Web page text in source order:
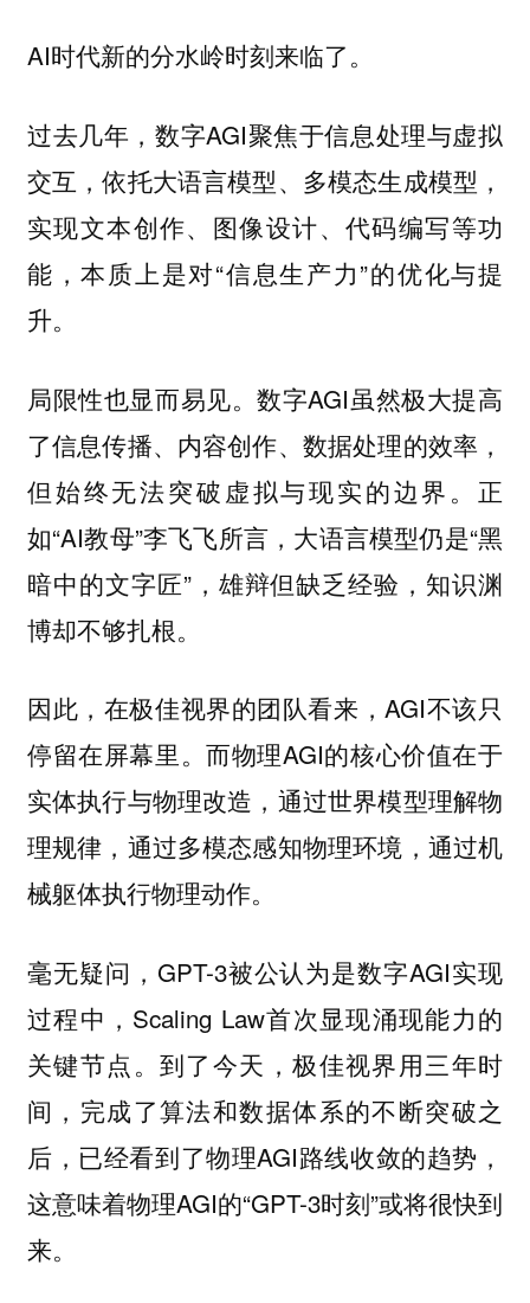
AI时代新的分水岭时刻来临了。
过去几年，数字AGI聚焦于信息处理与虚拟
交互，依托大语言模型、多模态生成模型，
实现文本创作、图像设计、代码编写等功
能，本质上是对“信息生产力”的优化与提
升。
局限性也显而易见。数字AGI虽然极大提高
了信息传播、内容创作、数据处理的效率，
但始终无法突破虚拟与现实的边界。正
如“AI教母”李飞飞所言，大语言模型仍是“黑
暗中的文字匠”，雄辩但缺乏经验，知识渊
博却不够扎根。
因此，在极佳视界的团队看来，AGI不该只
停留在屏幕里。而物理AGI的核心价值在于
实体执行与物理改造，通过世界模型理解物
理规律，通过多模态感知物理环境，通过机
械躯体执行物理动作。
毫无疑问，GPT-3被公认为是数字AGI实现
过程中，Scaling Law首次显现涌现能力的
关键节点。到了今天，极佳视界用三年时
间，完成了算法和数据体系的不断突破之
后，已经看到了物理AGI路线收敛的趋势，
这意味着物理AGI的“GPT-3时刻”或将很快到
来。